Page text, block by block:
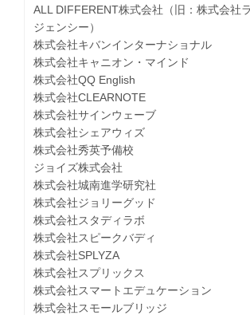
ALL DIFFERENT株式会社（旧：株式会社
ジェンシー）
株式会社キバンインターナショナル
株式会社キャニオン・マインド
株式会社QQ English
株式会社CLEARNOTE
株式会社サインウェーブ
株式会社シェアウィズ
株式会社秀英予備校
ジョイズ株式会社
株式会社城南進学研究社
株式会社ジョリーグッド
株式会社スタディラボ
株式会社スピークバディ
株式会社SPLYZA
株式会社スプリックス
株式会社スマートエデュケーション
株式会社スモールブリッジ